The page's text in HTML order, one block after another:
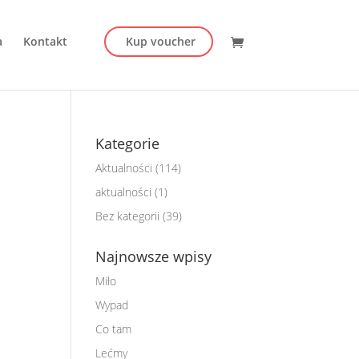
Kontakt Kup voucher
Kategorie
Aktualności (114)
aktualności (1)
Bez kategorii (39)
Najnowsze wpisy
Miło
Wypad
Co tam
Lećmy